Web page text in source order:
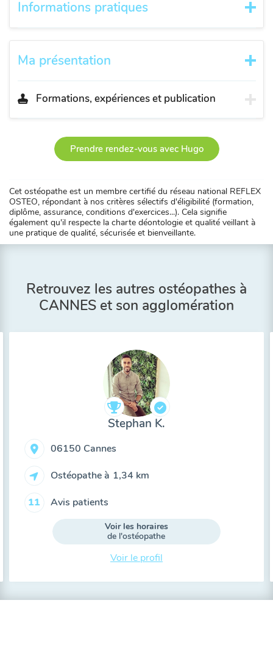
Informations pratiques
Ma présentation
Formations, expériences et publication
Prendre rendez-vous avec Hugo
Cet ostéopathe est un membre certifié du réseau national REFLEX
OSTEO, répondant à nos critères sélectifs d'éligibilité (formation,
diplôme, assurance, conditions d'exercices...). Cela signifie
également qu'il respecte la charte déontologie et qualité veillant à
une pratique de qualité, sécurisée et bienveillante.
Retrouvez les autres ostéopathes à
CANNES et son agglomération
Stephan K.
06150 Cannes
Ostéopathe à 1,34 km
11 Avis patients
Voir les horaires
de l'ostéopathe
Voir le profil